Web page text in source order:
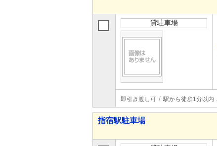
貸駐車場
即引き渡し可 駅から徒歩1分以内
指宿駅駐車場